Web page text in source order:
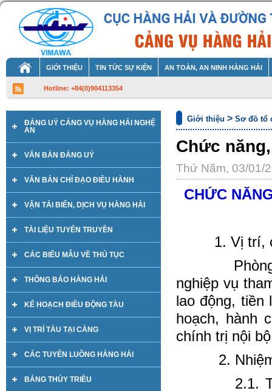
GIỚI THIỆU TIN TỨC SỰ KIỆN AN TOÀN, AN NINH HÀNG HẢI
Hotline: +84(0)904113354
ĐẢNG UỶ CẢNG VỤ HÀNG HẢI NGHỆ
AN
VĂN BẢN ĐẢNG UỶ
VĂN BẢN CHỈ ĐẠO ĐIỀU HÀNH
VẬN TẢI BIỂN, DỊCH VỤ HÀNG HẢI
TÀI LIỆU TUYÊN TRUYỀN
CÁC BIỂU MẪU VỀ THỦ TỤC
THÔNG BÁO HÀNG HẢI
KẾ HOẠCH ĐIỀU ĐỘNG TÀU
VỊ TRÍ TÀU TẠI CẢNG
CÁC TUYẾN LUỒNG HÀNG HẢI
BẢNG THỦY TRIỀU
Giới thiệu > Sơ đồ tổ
Chức
Thứ Năm, 03/01/
CHỨC
1. Vị trí,
Phòng Tổ
nghiệp vụ
lao động, tiền
hoạch, hành
chính trị nội
2. Nhiệm
2.1. Tham